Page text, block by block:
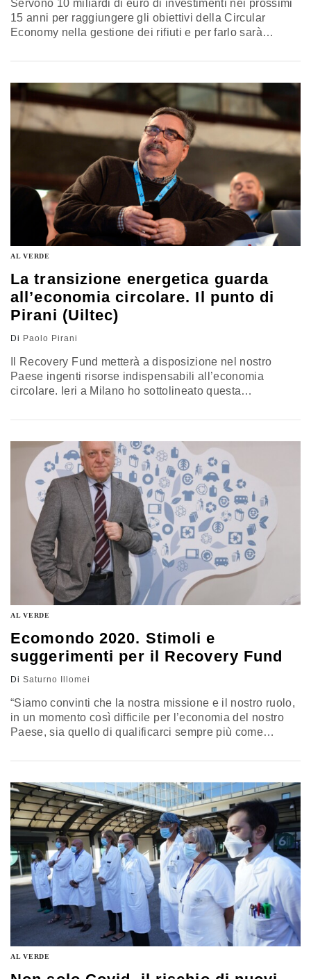
Servono 10 miliardi di euro di investimenti nei prossimi
15 anni per raggiungere gli obiettivi della Circular
Economy nella gestione dei rifiuti e per farlo sarà
contenute nel cosiddetto Pacchetto dell’Economia
Circolare, con il…
AL VERDE
La transizione energetica guarda
all’economia circolare. Il punto di
Pirani (Uiltec)
Di Paolo Pirani
Il Recovery Fund metterà a disposizione nel nostro
Paese ingenti risorse indispensabili all’economia
circolare. Ieri a Milano ho sottolineato questa
fondi europei. È necessario, però, definire una strategia
che si basi sulle…
AL VERDE
Ecomondo 2020. Stimoli e
suggerimenti per il Recovery Fund
Di Saturno Illomei
“Siamo convinti che la nostra missione e il nostro ruolo,
in un momento così difficile per l’economia del nostro
Paese, sia quello di qualificarci sempre più come
fieristica il meglio delle tecnologie digitali, in modo che
queste si qualificassero come un arricchimento…
AL VERDE